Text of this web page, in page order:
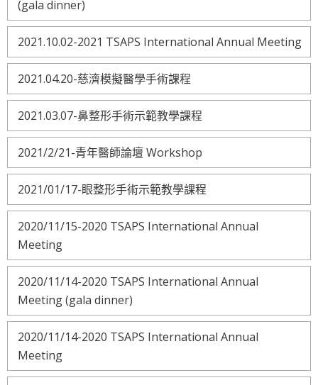
(gala dinner)
2021.10.02-2021 TSAPS International Annual Meeting
2021.04.20-慈濟模擬醫學手術課程
2021.03.07-鼻整形手術示範教學課程
2021/2/21-青年醫師論壇 Workshop
2021/01/17-眼整形手術示範教學課程
2020/11/15-2020 TSAPS International Annual
Meeting
2020/11/14-2020 TSAPS International Annual
Meeting (gala dinner)
2020/11/14-2020 TSAPS International Annual
Meeting